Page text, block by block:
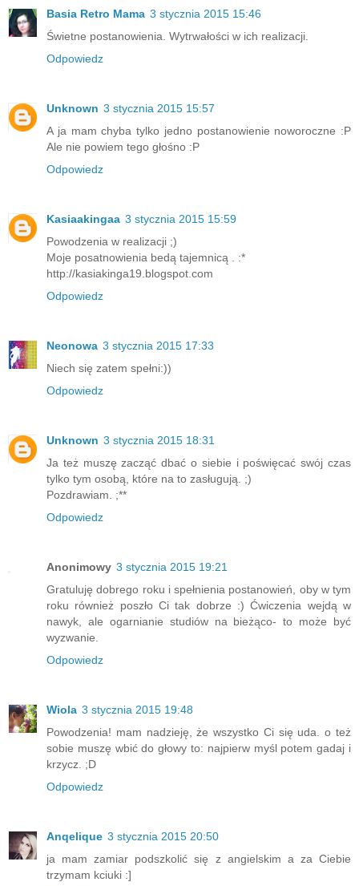
Basia Retro Mama 3 stycznia 2015 15:46
Świetne postanowienia. Wytrwałości w ich realizacji.
Odpowiedz
Unknown 3 stycznia 2015 15:57
A ja mam chyba tylko jedno postanowienie noworoczne :P
Ale nie powiem tego głośno :P
Odpowiedz
Kasiaakingaa 3 stycznia 2015 15:59
Powodzenia w realizacji ;)
Moje posatnowienia bedą tajemnicą . :*
http://kasiakinga19.blogspot.com
Odpowiedz
Neonowa 3 stycznia 2015 17:33
Niech się zatem spełni:))
Odpowiedz
Unknown 3 stycznia 2015 18:31
Ja też muszę zacząć dbać o siebie i poświęcać swój czas
tylko tym osobą, które na to zasługują. ;)
Pozdrawiam. ;**
Odpowiedz
Anonimowy 3 stycznia 2015 19:21
Gratuluję dobrego roku i spełnienia postanowień, oby w tym
roku również poszło Ci tak dobrze :) Ćwiczenia wejdą w
nawyk, ale ogarnianie studiów na bieżąco- to może być
wyzwanie.
Odpowiedz
Wiola 3 stycznia 2015 19:48
Powodzenia! mam nadzieję, że wszystko Ci się uda. o też
sobie muszę wbić do głowy to: najpierw myśl potem gadaj i
krzycz. ;D
Odpowiedz
Anqelique 3 stycznia 2015 20:50
ja mam zamiar podszkolić się z angielskim a za Ciebie
trzymam kciuki :]